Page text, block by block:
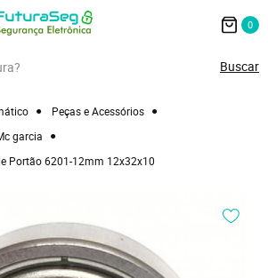
0
Peças e Acessórios
garcia
Portão 6201-12mm 12x32x10